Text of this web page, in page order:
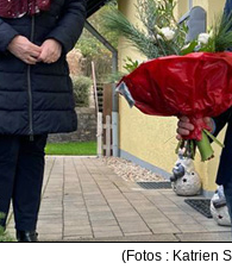
(Fotos : Katrien